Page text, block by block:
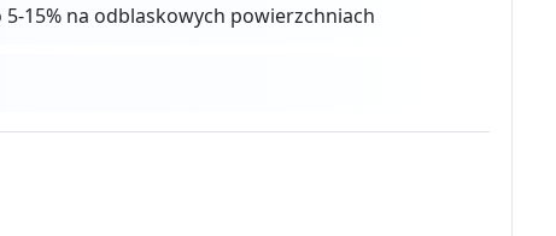
15% na odblaskowych powierzchniach